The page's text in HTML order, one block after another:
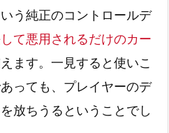
う純正のコントロールデ
て悪用されるだけのカー
ます。一見すると使いこ
っても、プレイヤーのデ
放ちうるということでし